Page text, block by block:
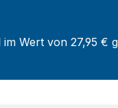
Wert von 27,95